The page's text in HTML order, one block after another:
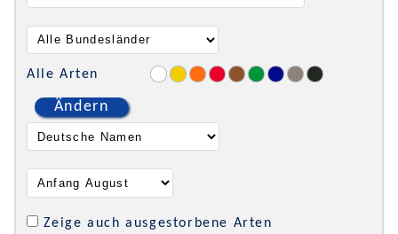
Alle Arten
Ändern
Zeige auch ausgestorbene Arten